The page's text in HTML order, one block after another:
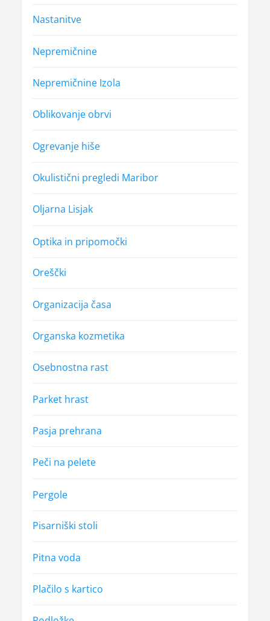
Nastanitve
Nepremičnine
Nepremičnine Izola
Oblikovanje obrvi
Ogrevanje hiše
Okulistični pregledi Maribor
Oljarna Lisjak
Optika in pripomočki
Oreščki
Organizacija časa
Organska kozmetika
Osebnostna rast
Parket hrast
Pasja prehrana
Peči na pelete
Pergole
Pisarniški stoli
Pitna voda
Plačilo s kartico